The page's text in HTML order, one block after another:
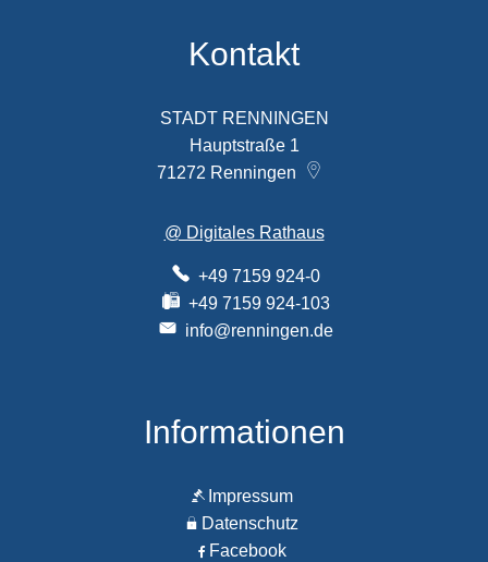
Kontakt
STADT RENNINGEN
Hauptstraße 1
71272 Renningen
@ Digitales Rathaus
+49 7159 924-0
+49 7159 924-103
info@renningen.de
Informationen
Impressum
Datenschutz
Facebook